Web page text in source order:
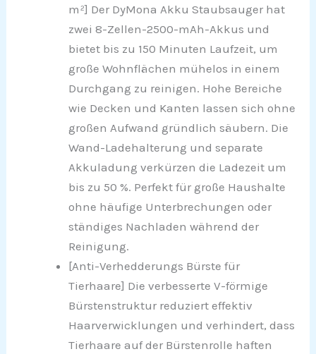
m²] Der DyMona Akku Staubsauger hat
zwei 8-Zellen-2500-mAh-Akkus und
bietet bis zu 150 Minuten Laufzeit, um
große Wohnflächen mühelos in einem
Durchgang zu reinigen. Hohe Bereiche
wie Decken und Kanten lassen sich ohne
großen Aufwand gründlich säubern. Die
Wand-Ladehalterung und separate
Akkuladung verkürzen die Ladezeit um
bis zu 50 %. Perfekt für große Haushalte
ohne häufige Unterbrechungen oder
ständiges Nachladen während der
Reinigung.
[Anti-Verhedderungs Bürste für
Tierhaare] Die verbesserte V-förmige
Bürstenstruktur reduziert effektiv
Haarverwicklungen und verhindert, dass
Tierhaare auf der Bürstenrolle haften